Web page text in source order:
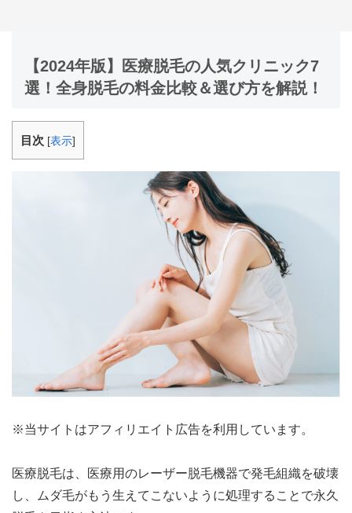
【2024年版】医療脱毛の人気クリニック7
選！全身脱毛の料金比較＆選び方を解説！
目次 [表示]
※当サイトはアフィリエイト広告を利用しています。
医療脱毛は、医療用のレーザー脱毛機器で発毛組織を破壊
し、ムダ毛がもう生えてこないように処理することで永久